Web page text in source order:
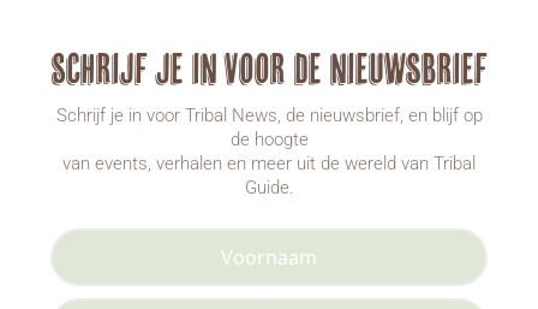
Schrijf je in voor de nieuwsbrief
Schrijf je in voor Tribal News, de nieuwsbrief, en blijf op
de hoogte
van events, verhalen en meer uit de wereld van Tribal
Guide.